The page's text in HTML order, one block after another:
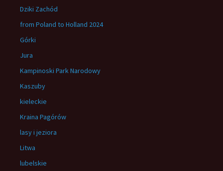
Dziki Zachód
from Poland to Holland 2024
Górki
Jura
Kampinoski Park Narodowy
Kaszuby
kieleckie
Kraina Pagórów
lasy i jeziora
Litwa
lubelskie